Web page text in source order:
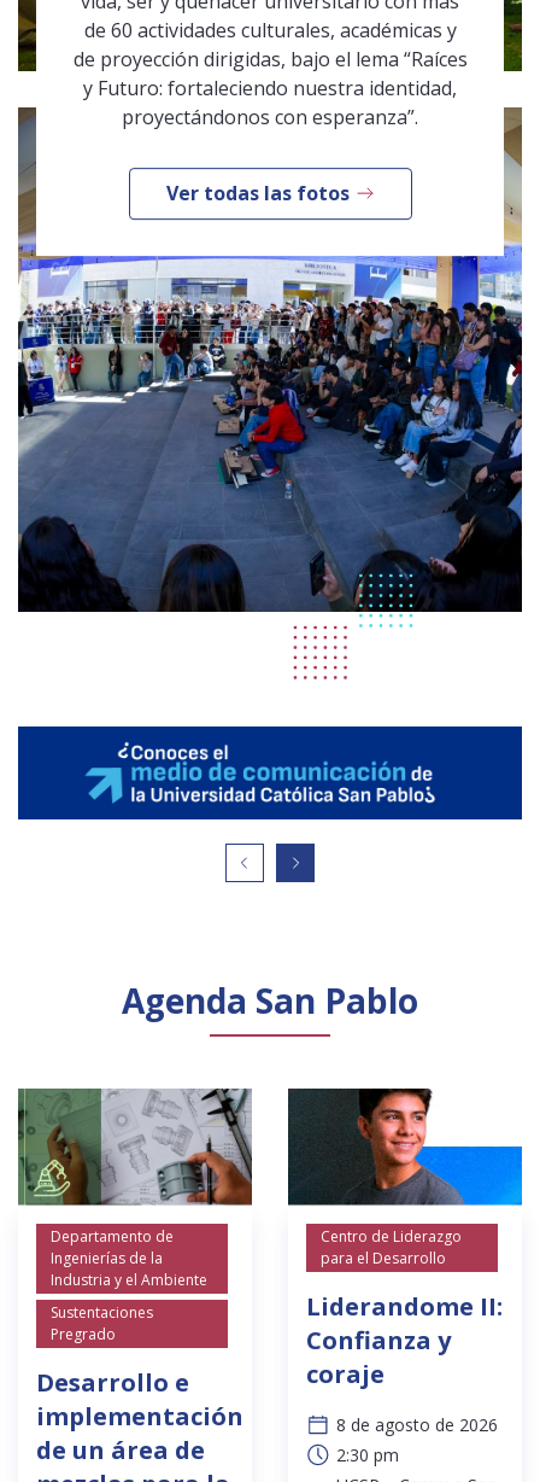
de 60 actividades culturales, académicas y
de proyección dirigidas, bajo el lema “Raíces
y Futuro: fortaleciendo nuestra identidad,
proyectándonos con esperanza”.
Ver todas las fotos
Agenda San Pablo
Departamento de
Ingenierías de la
Industria y el Ambiente
Sustentaciones
Pregrado
Desarrollo e
implementación
de un área de
Centro de Liderazgo
para el Desarrollo
Liderandome II:
Confianza y
coraje
8 de agosto de 2026
2:30 pm